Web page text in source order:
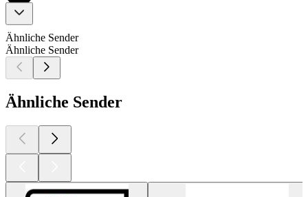
Ähnliche Sender
Ähnliche Sender
Ähnliche Sender